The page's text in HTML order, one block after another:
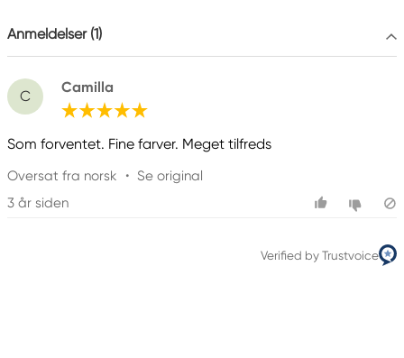
Anmeldelser (1)
C
Camilla
Som forventet. Fine farver. Meget tilfreds
Oversat fra norsk • Se original
3 år siden
Verified by Trustvoice